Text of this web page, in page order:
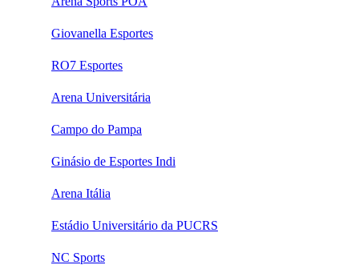
Giovanella Esportes
RO7 Esportes
Arena Universitária
Campo do Pampa
Ginásio de Esportes Indi
Arena Itália
Estádio Universitário da PUCRS
NC Sports